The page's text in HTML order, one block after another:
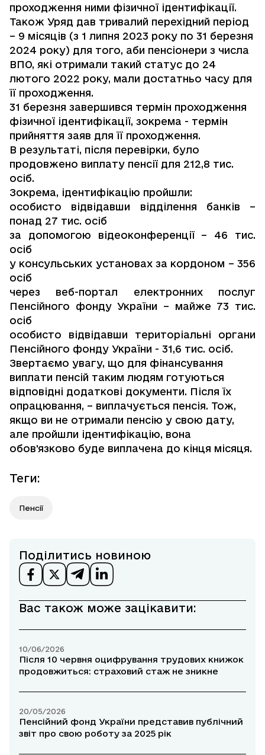
проходження ними фізичної ідентифікації.
Також Уряд дав тривалий перехідний період
– 9 місяців (з 1 липня 2023 року по 31 березня
2024 року) для того, аби пенсіонери з числа
ВПО, які отримали такий статус до 24
лютого 2022 року, мали достатньо часу для
її проходження.
31 березня завершився термін проходження
фізичної ідентифікації, зокрема - термін
прийняття заяв для її проходження.
В результаті, після перевірки, було
продовжено виплату пенсії для 212,8 тис.
осіб.
Зокрема, ідентифікацію пройшли:
особисто відвідавши відділення банків –
понад 27 тис. осіб
за допомогою відеоконференції – 46 тис.
осіб
у консульських установах за кордоном – 356
осіб
через веб-портал електронних послуг
Пенсійного фонду України – майже 73 тис.
осіб
особисто відвідавши територіальні органи
Пенсійного фонду України - 31,6 тис. осіб.
Звертаємо увагу, що для фінансування
виплати пенсій таким людям готуються
відповідні додаткові документи. Після їх
опрацювання, – виплачується пенсія. Тож,
якщо ви не отримали пенсію у свою дату,
але пройшли ідентифікацію, вона
обов'язково буде виплачена до кінця місяця.
Теги:
Пенсії
Поділитись новиною
Вас також може зацікавити:
10/06/2026
Після 10 червня оцифрування трудових книжок
продовжиться: страховий стаж не зникне
20/05/2026
Пенсійний фонд України представив публічний
звіт про свою роботу за 2025 рік